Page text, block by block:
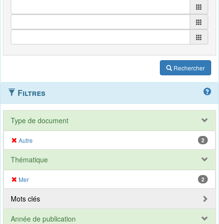
Rechercher
Filtres
Type de document
Autre 2
Thématique
Mer 2
Mots clés
Année de publication